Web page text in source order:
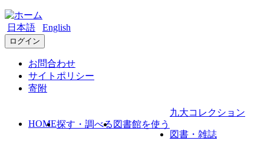
日本語 English
ログイン
お問合わせ
サイトポリシー
寄附
HOME探す・調べる 図書館を使う
九大コレクション
図書・雑誌